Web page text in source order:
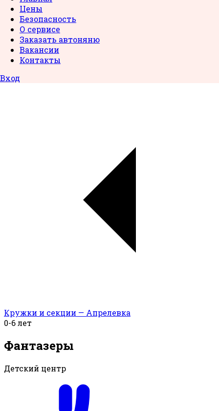
Цены
Безопасность
О сервисе
Заказать автоняню
Вакансии
Контакты
Вход
Кружки и секции — Апрелевка
0-6 лет
Фантазеры
Детский центр